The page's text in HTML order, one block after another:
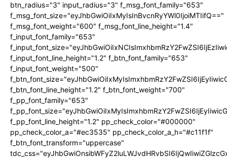
btn_radius="3" input_radius="3" f_msg_font_family="653"
f_msg_font_size="eyJhbGwiOiIxMyIsInBvcnRyYWl0IjoiMTIifQ=="
f_msg_font_weight="600" f_msg_font_line_height="1.4"
f_input_font_family="653"
f_input_font_line_height="1.2" f_btn_font_family="653"
f_input_font_weight="500"
f_btn_font_line_height="1.2" f_btn_font_weight="700"
f_pp_font_family="653"
f_pp_font_line_height="1.2" pp_check_color="#000000"
pp_check_color_a="#ec3535" pp_check_color_a_h="#c11f1f"
f_btn_font_transform="uppercase"